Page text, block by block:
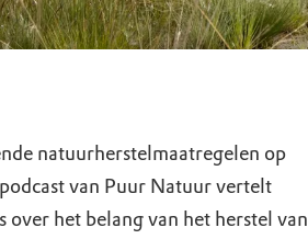
natuurherstelmaatregelen op
van Puur Natuur vertelt
over het belang van het herstel van